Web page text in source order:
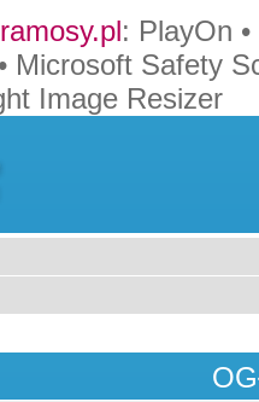
: PlayOn •
• Microsoft Safety
Image Resizer